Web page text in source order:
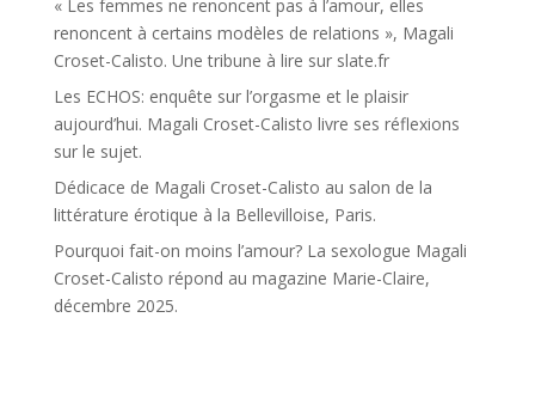
« Les femmes ne renoncent pas à l’amour, elles
renoncent à certains modèles de relations », Magali
Croset-Calisto. Une tribune à lire sur slate.fr
Les ECHOS: enquête sur l’orgasme et le plaisir
aujourd’hui. Magali Croset-Calisto livre ses réflexions
sur le sujet.
Dédicace de Magali Croset-Calisto au salon de la
littérature érotique à la Bellevilloise, Paris.
Pourquoi fait-on moins l’amour? La sexologue Magali
Croset-Calisto répond au magazine Marie-Claire,
décembre 2025.